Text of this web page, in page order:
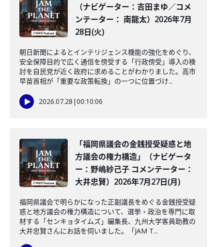
（ナビゲーター：吉田まゆ／コメ
ンテーター： 南龍太）2026年7月
28日(火)
朝日新聞によるとインテリジェンス機能の強化をめぐり、
安全保障目的で広く通信を傍受する「行政傍受」導入の検
討を自民党が近く政府に求めることがわかりました。高市
早苗首相が「重要な政策転換」の一つに位置づけ...
2026.07.28 |00:10:06
「福岡県議会の金銭授受疑惑と地
方議会の権力構造」（ナビゲータ
ー：野嶋紗己子 コメンテーター：
大井忠賢）2026年7月27日(月)
福岡県議会で明らかになった正副議長をめぐる金銭授受疑
惑と地方議会の権力構造について、選挙・政治を専門に取
材する「センキョタイムズ」編集長、九州大学客員助教の
大井忠賢さんにお話を伺いました。「JAM T...